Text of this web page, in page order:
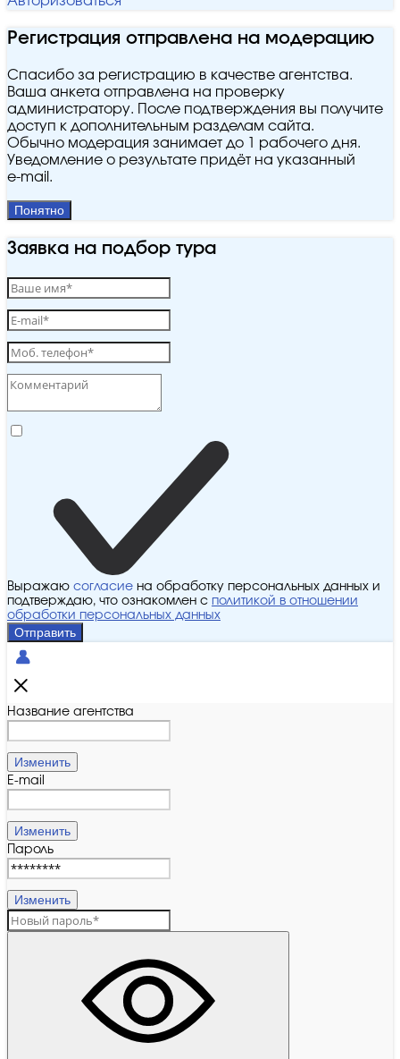
Регистрация отправлена на модерацию
Спасибо за регистрацию в качестве агентства.
Ваша анкета отправлена на проверку
администратору. После подтверждения вы получите
доступ к дополнительным разделам сайта.
Обычно модерация занимает до 1 рабочего дня.
Уведомление о результате придёт на указанный
e‑mail.
Понятно
Заявка на подбор тура
Выражаю согласие на обработку персональных данных и
подтверждаю, что ознакомлен с политикой в отношении
обработки персональных данных
Отправить
Название агентства
Изменить
E-mail
Изменить
Пароль
Изменить